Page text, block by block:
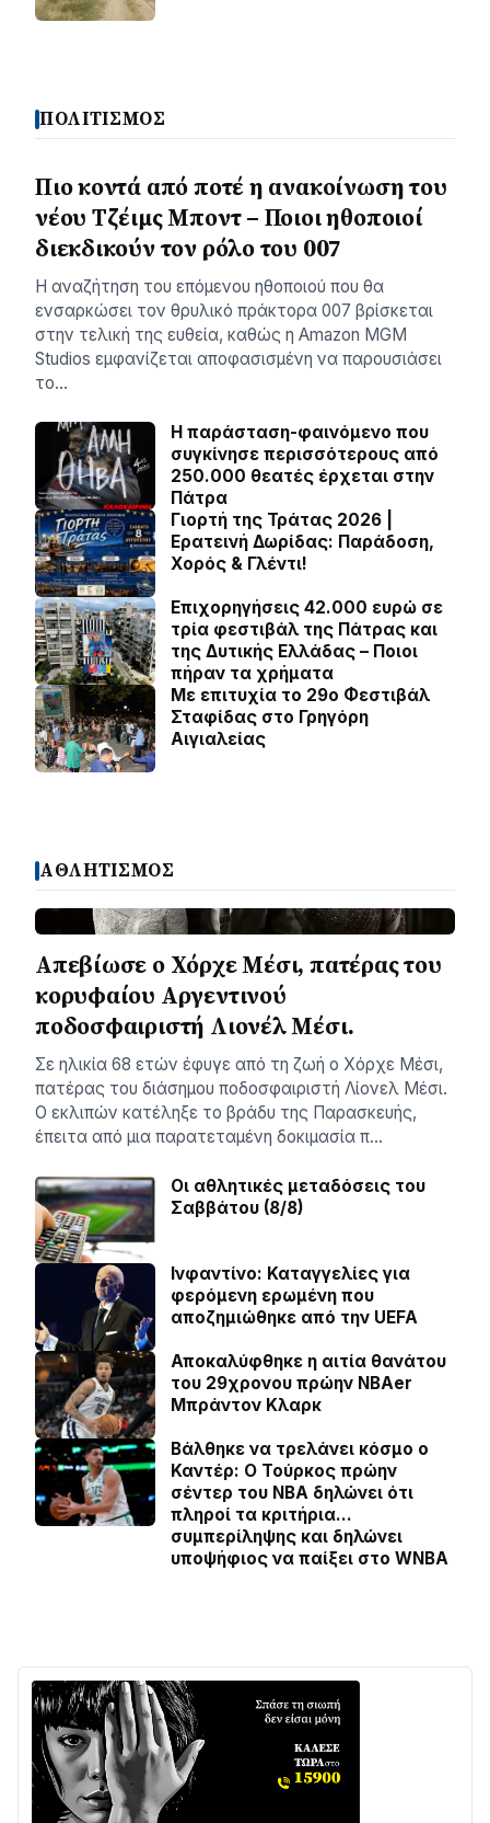
ΠΟΛΙΤΙΣΜΟΣ
Πιο κοντά από ποτέ η ανακοίνωση του
νέου Τζέιμς Μποντ – Ποιοι ηθοποιοί
διεκδικούν τον ρόλο του 007
Η αναζήτηση του επόμενου ηθοποιού που θα
ενσαρκώσει τον θρυλικό πράκτορα 007 βρίσκεται
στην τελική της ευθεία, καθώς η Amazon MGM
Studios εμφανίζεται αποφασισμένη να παρουσιάσει
το…
Η παράσταση-φαινόμενο που
συγκίνησε περισσότερους από
250.000 θεατές έρχεται στην
Πάτρα
Γιορτή της Τράτας 2026 |
Ερατεινή Δωρίδας: Παράδοση,
Χορός & Γλέντι!
Επιχορηγήσεις 42.000 ευρώ σε
τρία φεστιβάλ της Πάτρας και
της Δυτικής Ελλάδας – Ποιοι
πήραν τα χρήματα
Με επιτυχία το 29ο Φεστιβάλ
Σταφίδας στο Γρηγόρη
Aιγιαλείας
ΑΘΛΗΤΙΣΜΟΣ
Απεβίωσε ο Χόρχε Μέσι, πατέρας του
κορυφαίου Αργεντινού
ποδοσφαιριστή Λιονέλ Μέσι.
Σε ηλικία 68 ετών έφυγε από τη ζωή ο Χόρχε Μέσι,
πατέρας του διάσημου ποδοσφαιριστή Λίονελ Μέσι.
Ο εκλιπών κατέληξε το βράδυ της Παρασκευής,
έπειτα από μια παρατεταμένη δοκιμασία π…
Οι αθλητικές μεταδόσεις του
Σαββάτου (8/8)
Ινφαντίνο: Καταγγελίες για
φερόμενη ερωμένη που
αποζημιώθηκε από την UEFA
Αποκαλύφθηκε η αιτία θανάτου
του 29χρονου πρώην NBAer
Μπράντον Κλαρκ
Βάλθηκε να τρελάνει κόσμο ο
Καντέρ: Ο Τούρκος πρώην
σέντερ του NBA δηλώνει ότι
πληροί τα κριτήρια…
συμπερίληψης και δηλώνει
υποψήφιος να παίξει στο WNBA